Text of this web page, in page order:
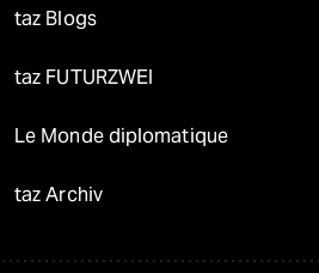
taz Blogs
taz FUTURZWEI
Le Monde diplomatique
taz Archiv